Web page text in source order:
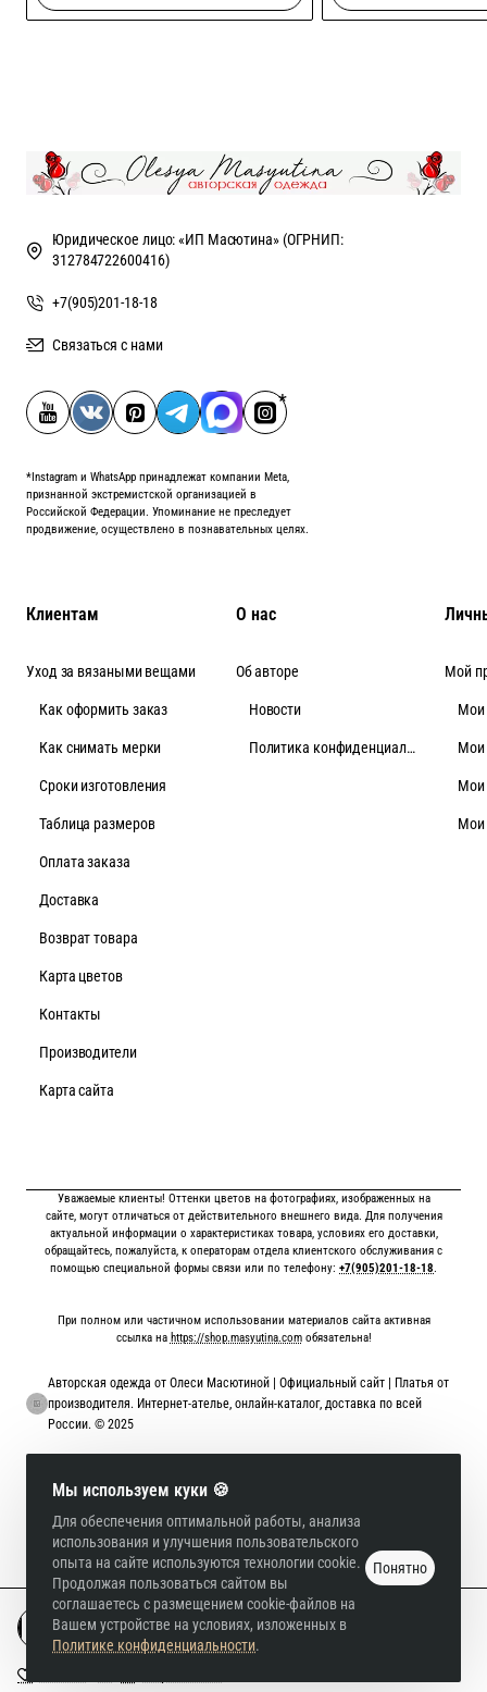
Мы используем куки 🍪
Для обеспечения оптимальной работы, анализа
использования и улучшения пользовательского
опыта на сайте используются технологии cookie.
Продолжая пользоваться сайтом вы
соглашаетесь с размещением cookie-файлов на
Вашем устройстве на условиях, изложенных в
Политике конфиденциальности.
Понятно
В корзину
Юридическое лицо: «ИП Масютина» (ОГРНИП:
312784722600416)
+7(905)201-18-18
Связаться с нами
*Instagram и WhatsApp принадлежат компании Meta,
признанной экстремистской организацией в
Российской Федерации. Упоминание не преследует
продвижение, осуществлено в познавательных целях.
Клиентам
Уход за вязаными вещами
Как оформить заказ
Как снимать мерки
Cроки изготовления
Таблица размеров
Оплата заказа
Доставка
Возврат товара
Карта цветов
Контакты
Производители
Карта сайта
О нас
Об авторе
Новости
Политика конфиденциальности
Мой
Мои
Мои
Мои
Мои
Уважаемые клиенты! Оттенки цветов на фотографиях, изображенных на
сайте, могут отличаться от действительного внешнего вида. Для получения
актуальной информации о характеристиках товара, условиях его доставки,
обращайтесь, пожалуйста, к операторам отдела клиентского обслуживания с
помощью специальной формы связи или по телефону: +7(905)201-18-18.
При полном или частичном использовании материалов сайта активная
ссылка на https://shop.masyutina.comобязательна!
Авторская одежда от Олеси Масютиной | Официальный сайт | Платья от
производителя. Интернет-ателье, онлайн-каталог, доставка по всей
России. © 2025
Онлайн оплата картой